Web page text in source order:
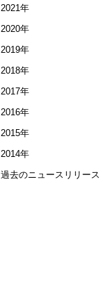
2021年
2020年
2019年
2018年
2017年
2016年
2015年
2014年
過去のニュースリリース